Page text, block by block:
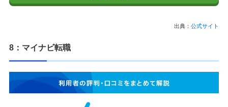
出典： 公式サイト
8：マイナビ転職